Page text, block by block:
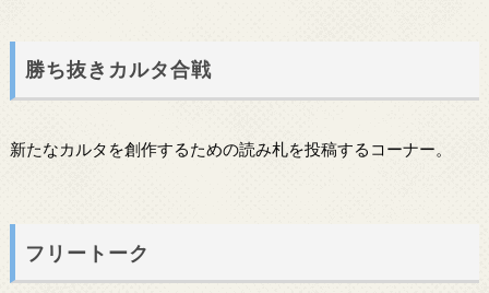
勝ち抜きカルタ合戦
新たなカルタを創作するための読み札を投稿するコーナー。
フリートーク